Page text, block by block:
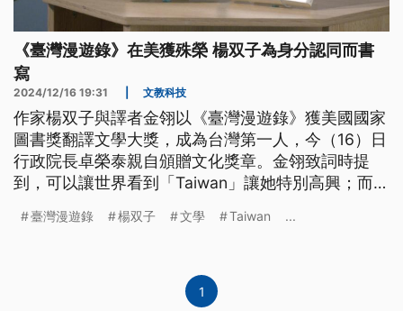
《臺灣漫遊錄》在美獲殊榮 楊双子為身分認同而書
寫
2024/12/16 19:31 文教科技
作家楊双子與譯者金翎以《臺灣漫遊錄》獲美國國家
圖書獎翻譯文學大獎，成為台灣第一人，今（16）日
行政院長卓榮泰親自頒贈文化獎章。金翎致詞時提
到，可以讓世界看到「Taiwan」讓她特別高興；而楊
就是讓自己更加強大。
臺灣漫遊錄 楊双子 文學 Taiwan ...
1